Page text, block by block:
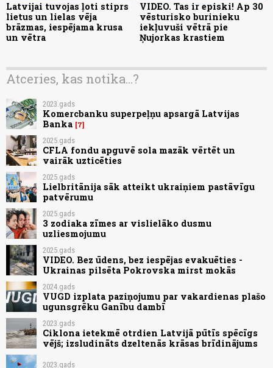
Latvijai tuvojas ļoti stiprs
lietus un lielas vēja
brāzmas, iespējama krusa
un vētra
VIDEO. Tas ir episki! Ap 30
vēsturisko burinieku
iekļuvuši vētrā pie
Ņujorkas krastiem
Atceries, kas notika...?
2023.gads
Komercbanku superpeļņu apsargā Latvijas
Banka 7
2025.gads
CFLA fondu apguvē sola mazāk vērtēt un
vairāk uzticēties
2025.gads
Lielbritānija sāk atteikt ukraiņiem pastāvīgu
patvērumu
2025.gads
3 zodiaka zīmes ar vislielāko dusmu
uzliesmojumu
2025.gads
VIDEO. Bez ūdens, bez iespējas evakuēties -
Ukrainas pilsēta Pokrovska mirst mokās
2024.gads
VUGD izplata paziņojumu par vakardienas plašo
ugunsgrēku Ganību dambī
2023.gads
Ciklona ietekmē otrdien Latvijā pūtīs spēcīgs
vējš; izsludināts dzeltenās krāsas brīdinājums
2023.gads